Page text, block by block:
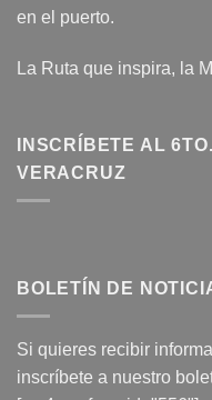
en el puerto.
La Ruta que inspira, la
INSCRÍBETE AL
VERACRUZ
BOLETÍN DE
Si quieres recibir
inscríbete a nuestro